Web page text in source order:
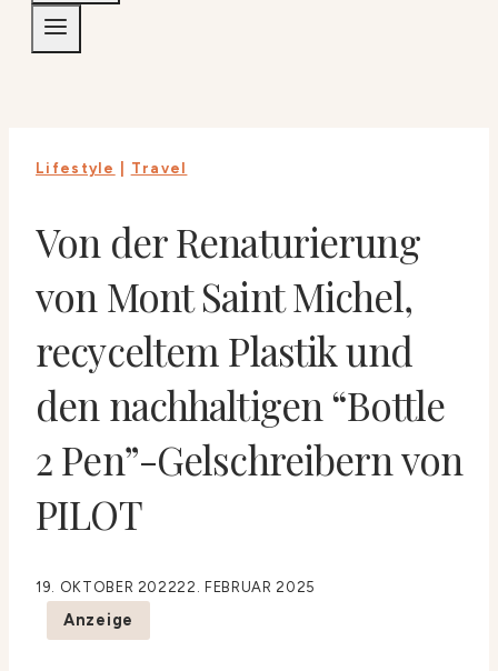
Lifestyle Travel
Von der Renaturierung
von Mont Saint Michel,
recyceltem Plastik und
den nachhaltigen “Bottle
2 Pen”-Gelschreibern von
PILOT
19. OKTOBER 202222. FEBRUAR 2025
Anzeige